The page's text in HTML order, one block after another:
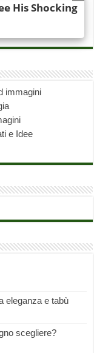
immagini
e Idee
eleganza e tabù
scegliere?